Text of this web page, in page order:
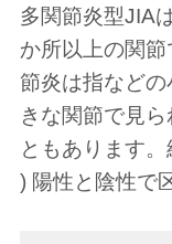
多関節炎型JIA
か所以上の関
節炎は指など
きな関節で見
ともあります
) 陽性と陰性で